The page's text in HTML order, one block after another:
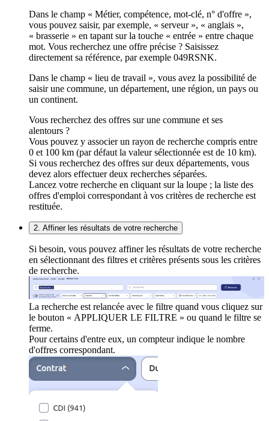
Dans le champ « Métier, compétence, mot-clé, n° d'offre »,
vous pouvez saisir, par exemple, « serveur », « anglais »,
« brasserie » en tapant sur la touche « entrée » entre chaque
mot. Vous recherchez une offre précise ? Saisissez
directement sa référence, par exemple 049RSNK.
Dans le champ « lieu de travail », vous avez la possibilité de
saisir une commune, un département, une région, un pays ou
un continent.
Vous recherchez des offres sur une commune et ses
alentours ?
Vous pouvez y associer un rayon de recherche compris entre
0 et 100 km (par défaut la valeur sélectionnée est de 10 km).
Si vous recherchez des offres sur deux départements, vous
devez alors effectuer deux recherches séparées.
Lancez votre recherche en cliquant sur la loupe ; la liste des
offres d'emploi correspondant à vos critères de recherche est
restituée.
2. Affiner les résultats de votre recherche
Si besoin, vous pouvez affiner les résultats de votre recherche
en sélectionnant des filtres et critères présents sous les critères
de recherche.
La recherche est relancée avec le filtre quand vous cliquez sur
le bouton « APPLIQUER LE FILTRE » ou quand le filtre se
ferme.
Pour certains d'entre eux, un compteur indique le nombre
d'offres correspondant.